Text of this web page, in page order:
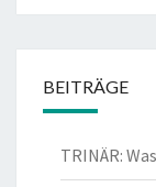
BEITRÄGE
TRINÄR: